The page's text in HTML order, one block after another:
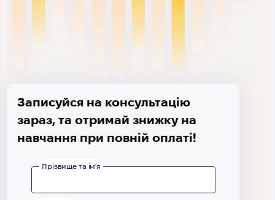
Записуйся на консультацію
зараз, та отримай знижку на
навчання при повній оплаті!
Прізвище та ім'я